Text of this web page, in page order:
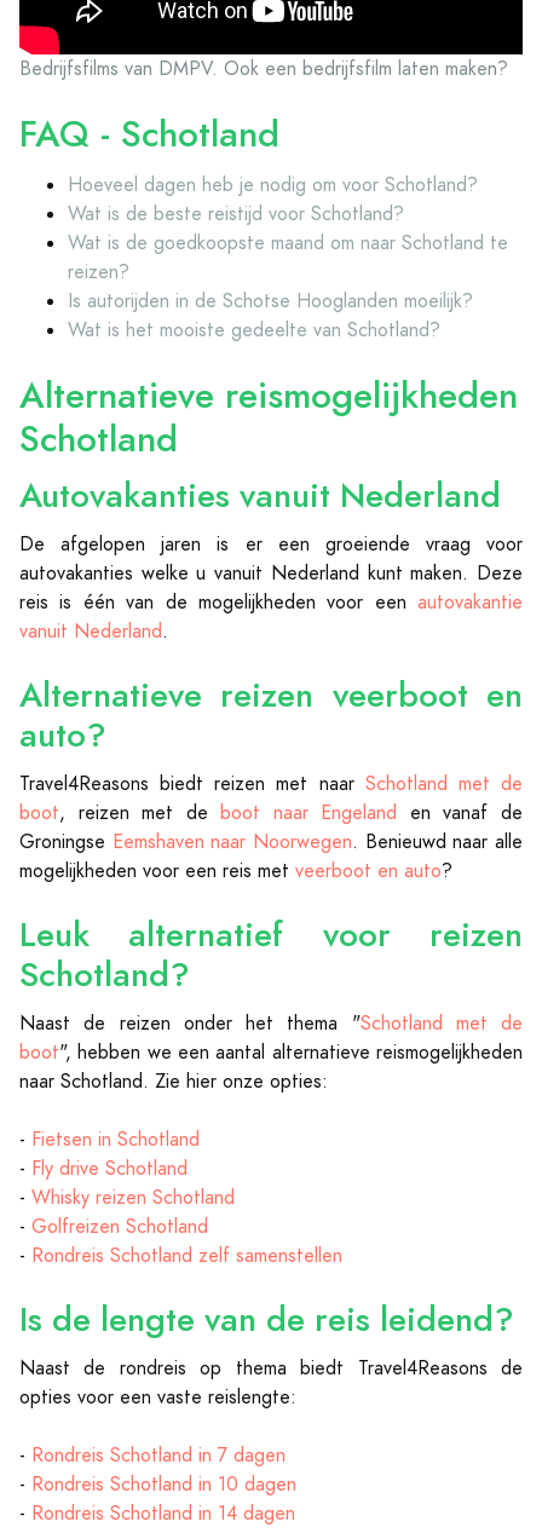
Bedrijfsfilms van DMPV. Ook een bedrijfsfilm laten maken?
FAQ - Schotland
Hoeveel dagen heb je nodig om voor Schotland?
Wat is de beste reistijd voor Schotland?
Wat is de goedkoopste maand om naar Schotland te
reizen?
Is autorijden in de Schotse Hooglanden moeilijk?
Wat is het mooiste gedeelte van Schotland?
Alternatieve reismogelijkheden
Schotland
Autovakanties vanuit Nederland
De afgelopen jaren is er een groeiende vraag voor
autovakanties welke u vanuit Nederland kunt maken. Deze
reis is één van de mogelijkheden voor een autovakantie
vanuit Nederland.
Alternatieve reizen veerboot en
auto?
Travel4Reasons biedt reizen met naar Schotland met de
boot, reizen met deboot naar Engeland en vanaf de
Groningse Eemshaven naar Noorwegen. Benieuwd naar alle
mogelijkheden voor een reis met veerboot en auto?
Leuk alternatief voor reizen
Schotland?
Naast de reizen onder het thema "Schotland met de
boot", hebben we een aantal alternatieve reismogelijkheden
naar Schotland. Zie hier onze opties:
- Fietsen in Schotland
- Fly drive Schotland
- Whisky reizen Schotland
- Golfreizen Schotland
- Rondreis Schotland zelf samenstellen
Is de lengte van de reis leidend?
Naast de rondreis op thema biedt Travel4Reasons de
opties voor een vaste reislengte:
- Rondreis Schotland in 7 dagen
- Rondreis Schotland in 10 dagen
- Rondreis Schotland in 14 dagen